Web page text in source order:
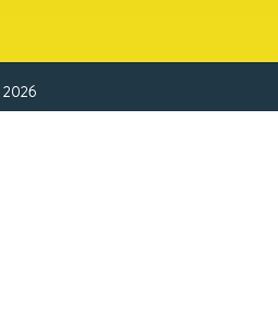
2026